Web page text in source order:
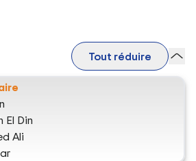
Tout réduire
El Din
Ali